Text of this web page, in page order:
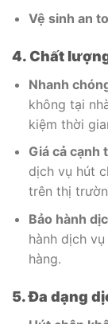
Vệ sinh an
4. Chất
Nhanh
không tại
kiệm thời
Giá cả cạnh
dịch vụ hút
trên thị
Bảo hành
hành dịch
hàng.
5. Đa dạng